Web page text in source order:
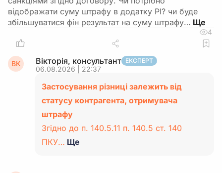
відображати суму штрафу в додатку РІ? чи буде
збільшуватися фін результат на суму штрафу…
4
ВК Вікторія, консультант ЕКСПЕРТ
06.08.2026 | 22:37
Застосування різниці залежить від
статусу контрагента, отримувача
штрафу
Згідно до п. 140.5.11 п. 140.5 ст. 140
ПКУ… Ще